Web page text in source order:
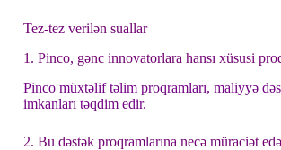
Tez-tez verilən suallar
1. Pinco, gənc innovatorlara hansı xüsusi
Pinco müxtəlif təlim proqramları, maliyyə
imkanları təqdim edir.
2. Bu dəstək proqramlarına necə müraciət